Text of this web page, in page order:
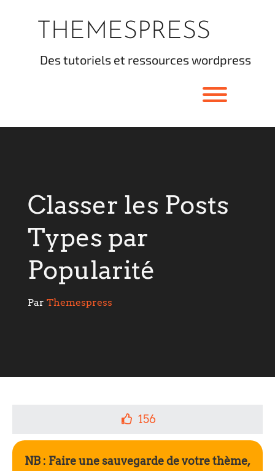
THEMESPRESS
des tutoriels et ressources wordpress
Classer les Posts
Types par
Popularité
Par Themespress
156
NB : Faire une sauvegarde de votre thème,